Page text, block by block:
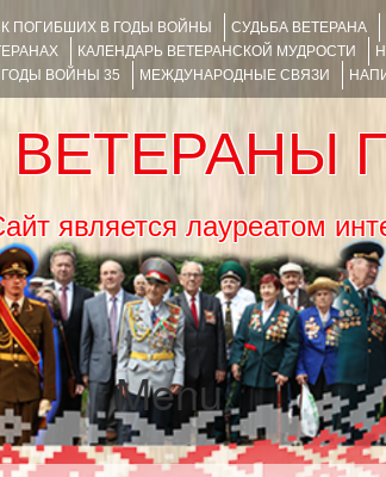
ПОГИБШИХ В ГОДЫ ВОЙНЫ СУДЬБА ВЕТЕРАНА
КАЛЕНДАРЬ ВЕТЕРАНСКОЙ МУДРОСТИ
ВОЙНЫ 35 МЕЖДУНАРОДНЫЕ СВЯЗИ
ВЕТЕРАНЫ
является
Menu
SKIP TO CONTENT